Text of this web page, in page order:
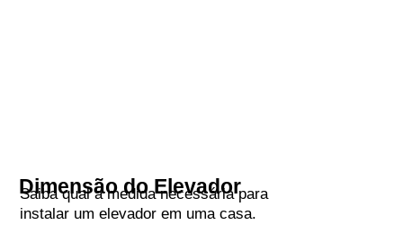
Dimensão do Elevador
Saiba qual a medida necessária para
instalar um elevador em uma casa.